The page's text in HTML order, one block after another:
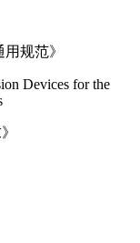
规范》
Devices for the